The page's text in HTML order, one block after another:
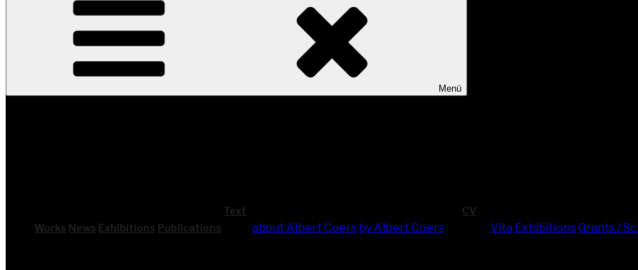
Menü
Works News Exhi­bi­ti­ons Publi­ca­ti­ons
Text
about Albert Coers by Albert Coers
CV
Vita Exhi­bi­ti­onsGrants /